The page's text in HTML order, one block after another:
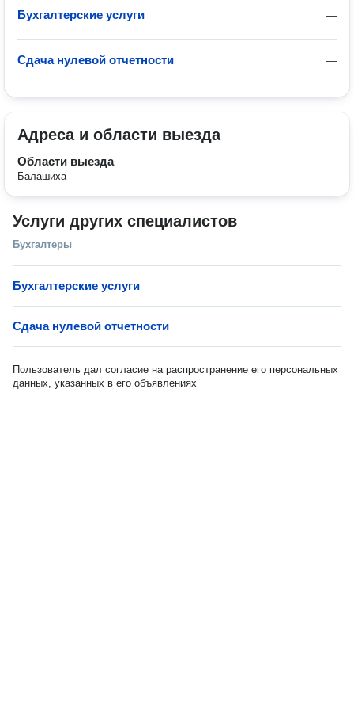
—
Бухгалтерские услуги
—
Сдача нулевой отчетности
Адреса и области выезда
Области выезда
Балашиха
Услуги других специалистов
Бухгалтеры
Бухгалтерские услуги
Сдача нулевой отчетности
Пользователь дал согласие на распространение его персональных
данных, указанных в его объявлениях